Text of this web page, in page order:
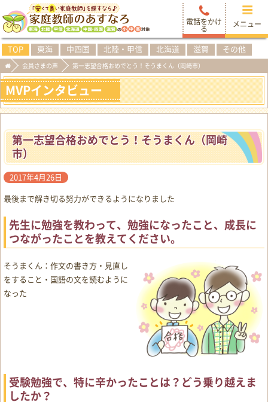
電話をかけ
る
メニュー
TOP 東海 中四国 北陸・甲信 北海道 滋賀 その他
会員さまの声 第一志望合格おめでとう！そうまくん（岡崎市）
MVPインタビュー
第一志望合格おめでとう！そうまくん（岡崎
市）
2017年4月26日
最後まで解き切る努力ができるようになりました
先生に勉強を教わって、勉強になったこと、成長に
つながったことを教えてください。
そうまくん：作文の書き方・見直し
をすること・国語の文を読むように
なった
受験勉強で、特に辛かったことは？どう乗り越えま
したか？